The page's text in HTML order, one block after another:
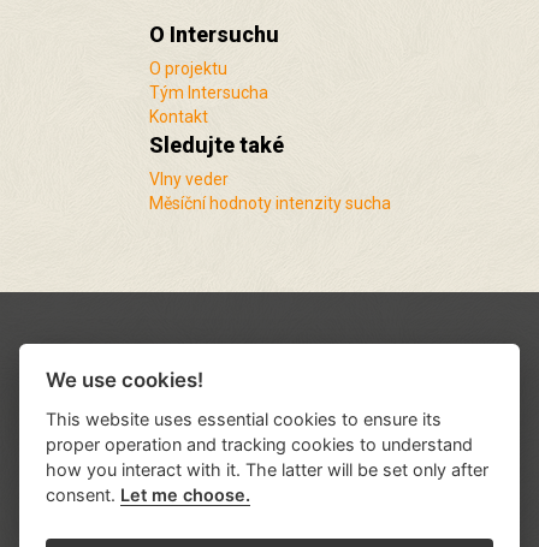
O Intersuchu
O projektu
Tým Intersucha
Kontakt
Sledujte také
Vlny veder
Měsíční hodnoty intenzity sucha
We use cookies!
This website uses essential cookies to ensure its
proper operation and tracking cookies to understand
how you interact with it. The latter will be set only after
consent. Let me choose.